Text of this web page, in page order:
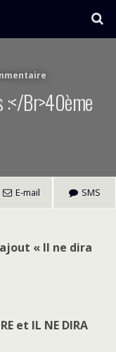
:</br>40ème
E-mail SMS
« Il ne dira
et IL NE DIRA